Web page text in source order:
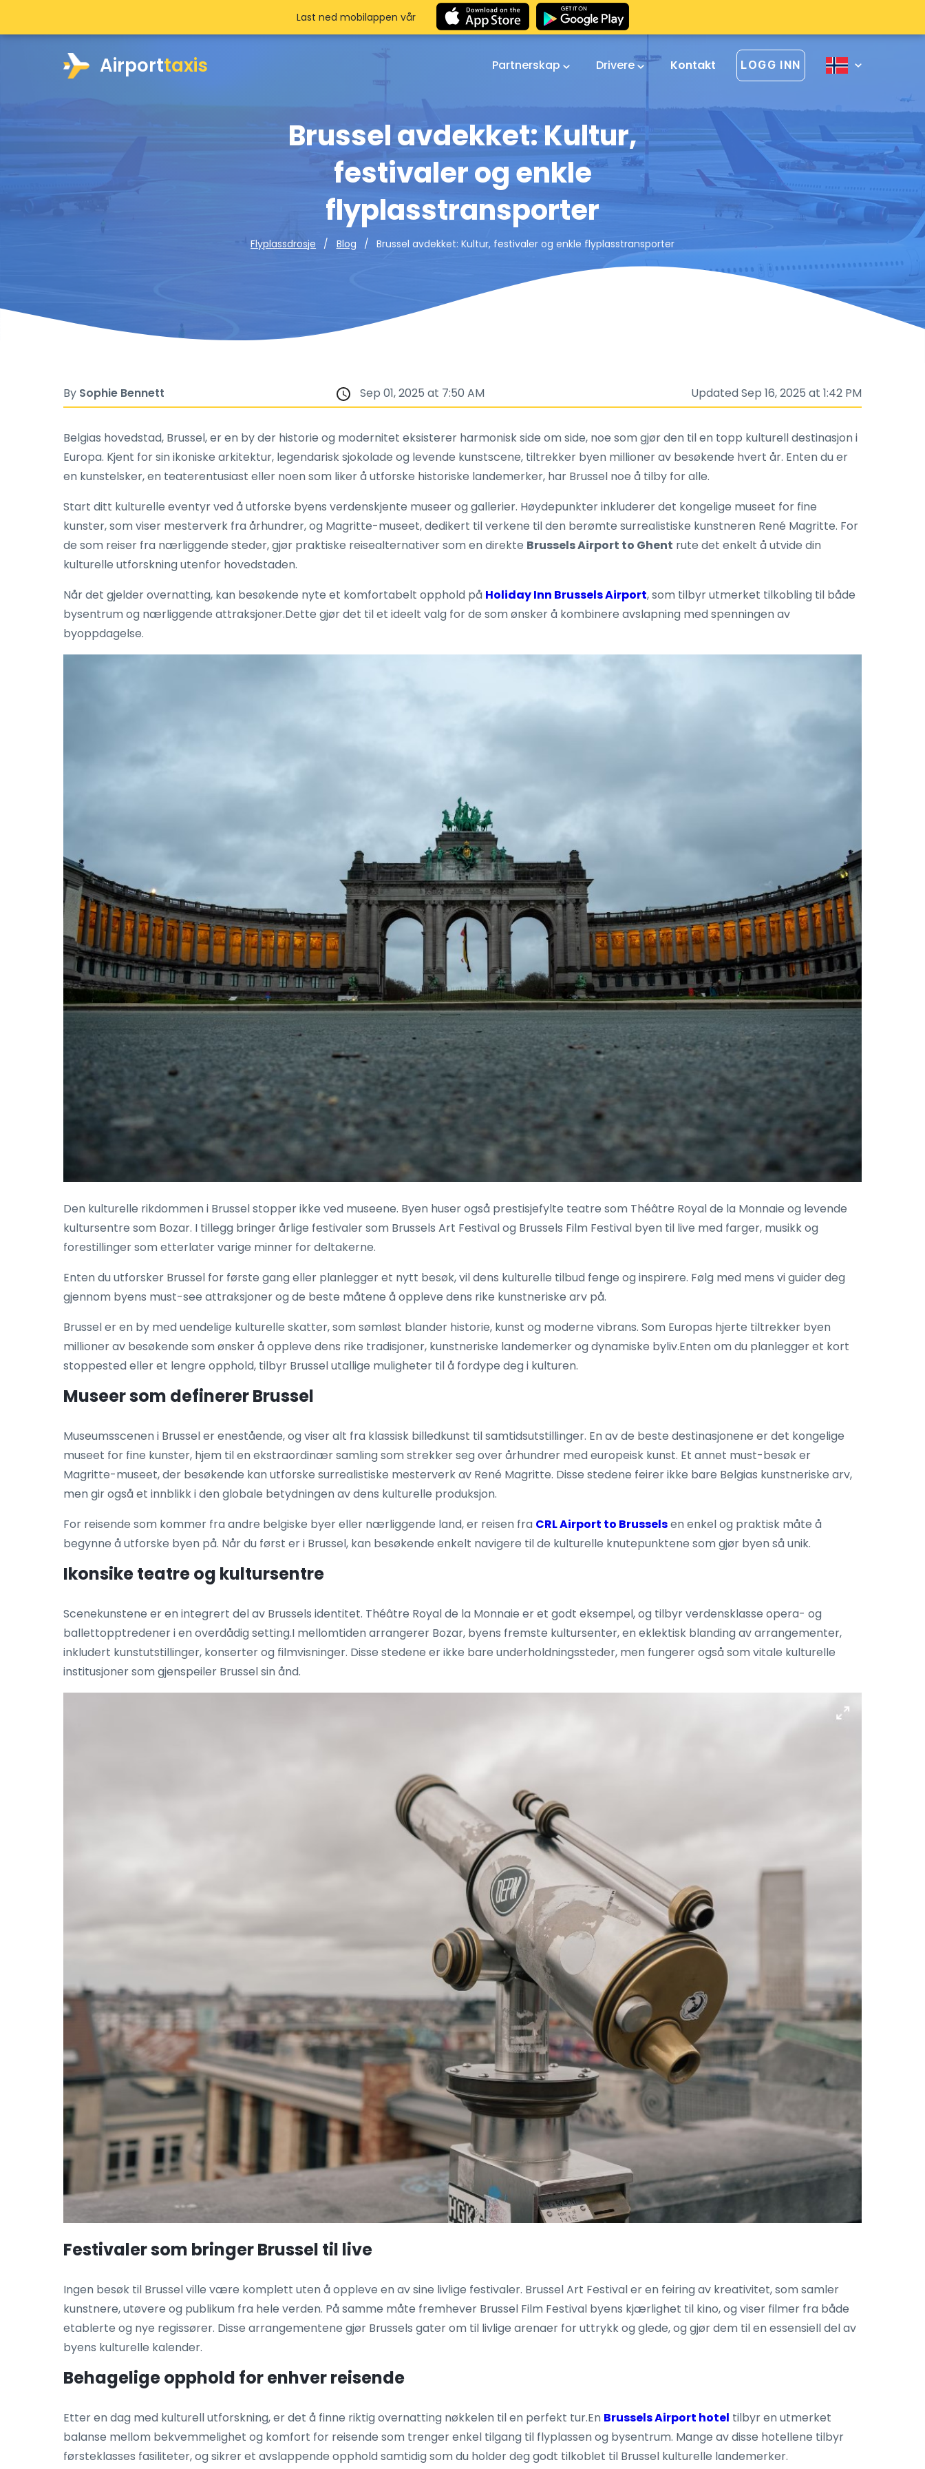
Airporttaxis Partnerskap Drivere Kontakt LOGG INN
Brussel avdekket: Kultur,
festivaler og enkle
flyplasstransporter
Flyplassdrosje Blog Brussel avdekket: Kultur, festivaler og enkle flyplasstransporter
Last ned mobilappen vår
By Sophie Bennett Sep 01, 2025 at 7:50 AM Updated Sep 16, 2025 at 1:42 PM
Belgias hovedstad, Brussel, er en by der historie og modernitet eksisterer harmonisk side om side, noe som gjør den til en topp kulturell destinasjon i
Europa. Kjent for sin ikoniske arkitektur, legendarisk sjokolade og levende kunstscene, tiltrekker byen millioner av besøkende hvert år. Enten du er
en kunstelsker, en teaterentusiast eller noen som liker å utforske historiske landemerker, har Brussel noe å tilby for alle.
Start ditt kulturelle eventyr ved å utforske byens verdenskjente museer og gallerier. Høydepunkter inkluderer det kongelige museet for fine
kunster, som viser mesterverk fra århundrer, og Magritte-museet, dedikert til verkene til den berømte surrealistiske kunstneren René Magritte. For
de som reiser fra nærliggende steder, gjør praktiske reisealternativer som en direkte Brussels Airport to Ghent rute det enkelt å utvide din
kulturelle utforskning utenfor hovedstaden.
Når det gjelder overnatting, kan besøkende nyte et komfortabelt opphold på Holiday Inn Brussels Airport, som tilbyr utmerket tilkobling til både
bysentrum og nærliggende attraksjoner.Dette gjør det til et ideelt valg for de som ønsker å kombinere avslapning med spenningen av
byoppdagelse.
Den kulturelle rikdommen i Brussel stopper ikke ved museene. Byen huser også prestisjefylte teatre som Théâtre Royal de la Monnaie og levende
kultursentre som Bozar. I tillegg bringer årlige festivaler som Brussels Art Festival og Brussels Film Festival byen til live med farger, musikk og
forestillinger som etterlater varige minner for deltakerne.
Enten du utforsker Brussel for første gang eller planlegger et nytt besøk, vil dens kulturelle tilbud fenge og inspirere. Følg med mens vi guider deg
gjennom byens must-see attraksjoner og de beste måtene å oppleve dens rike kunstneriske arv på.
Brussel er en by med uendelige kulturelle skatter, som sømløst blander historie, kunst og moderne vibrans. Som Europas hjerte tiltrekker byen
millioner av besøkende som ønsker å oppleve dens rike tradisjoner, kunstneriske landemerker og dynamiske byliv.Enten om du planlegger et kort
stoppested eller et lengre opphold, tilbyr Brussel utallige muligheter til å fordype deg i kulturen.
Museer som definerer Brussel
Museumsscenen i Brussel er enestående, og viser alt fra klassisk billedkunst til samtidsutstillinger. En av de beste destinasjonene er det kongelige
museet for fine kunster, hjem til en ekstraordinær samling som strekker seg over århundrer med europeisk kunst. Et annet must-besøk er
Magritte-museet, der besøkende kan utforske surrealistiske mesterverk av René Magritte. Disse stedene feirer ikke bare Belgias kunstneriske arv,
men gir også et innblikk i den globale betydningen av dens kulturelle produksjon.
For reisende som kommer fra andre belgiske byer eller nærliggende land, er reisen fra CRL Airport to Brusselsen enkel og praktisk måte å
begynne å utforske byen på. Når du først er i Brussel, kan besøkende enkelt navigere til de kulturelle knutepunktene som gjør byen så unik.
Ikonsike teatre og kultursentre
Scenekunstene er en integrert del av Brussels identitet. Théâtre Royal de la Monnaie er et godt eksempel, og tilbyr verdensklasse opera- og
ballettopptredener i en overdådig setting.I mellomtiden arrangerer Bozar, byens fremste kultursenter, en eklektisk blanding av arrangementer,
inkludert kunstutstillinger, konserter og filmvisninger. Disse stedene er ikke bare underholdningssteder, men fungerer også som vitale kulturelle
institusjoner som gjenspeiler Brussel sin ånd.
Festivaler som bringer Brussel til live
Ingen besøk til Brussel ville være komplett uten å oppleve en av sine livlige festivaler. Brussel Art Festival er en feiring av kreativitet, som samler
kunstnere, utøvere og publikum fra hele verden. På samme måte fremhever Brussel Film Festival byens kjærlighet til kino, og viser filmer fra både
etablerte og nye regissører. Disse arrangementene gjør Brussels gater om til livlige arenaer for uttrykk og glede, og gjør dem til en essensiell del av
byens kulturelle kalender.
Behagelige opphold for enhver reisende
Etter en dag med kulturell utforskning, er det å finne riktig overnatting nøkkelen til en perfekt tur.En Brussels Airport hotel tilbyr en utmerket
balanse mellom bekvemmelighet og komfort for reisende som trenger enkel tilgang til flyplassen og bysentrum. Mange av disse hotellene tilbyr
førsteklasses fasiliteter, og sikrer et avslappende opphold samtidig som du holder deg godt tilkoblet til Brussel kulturelle landemerker.